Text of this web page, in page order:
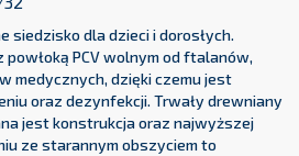
siedzisko dla dzieci i dorosłych.
powłoką PCV wolnym od ftalanów,
medycznych, dzięki czemu jest
oraz dezynfekcji. Trwały drewniany
jest konstrukcja oraz najwyższej
ze starannym obszyciem to